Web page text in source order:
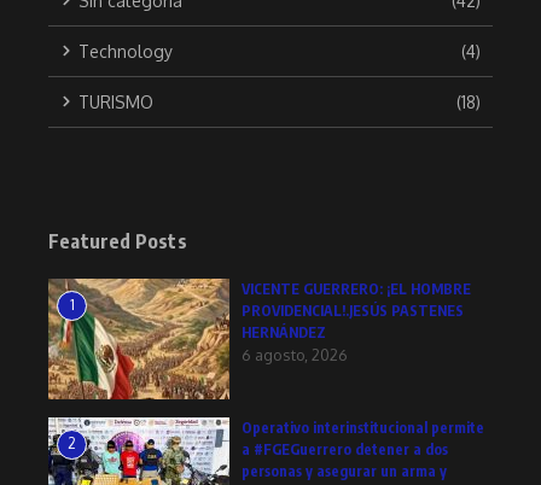
Technology (4)
TURISMO (18)
Featured Posts
1
VICENTE GUERRERO: ¡EL HOMBRE
PROVIDENCIAL!.JESÚS PASTENES
HERNÁNDEZ
6 agosto, 2026
2
Operativo interinstitucional permite
a #FGEGuerrero detener a dos
personas y asegurar un arma y